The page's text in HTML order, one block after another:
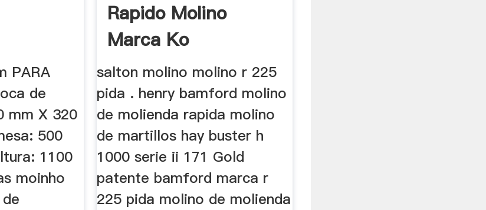
PARA
de
mm X 320
500
1100
moinho
Rapido Molino
Marca Ko
salton molino molino r 225
pida . henry bamford molino
de molienda rapida molino
de martillos hay buster h
1000 serie ii 171 Gold
patente bamford marca r
225 pida molino de molienda